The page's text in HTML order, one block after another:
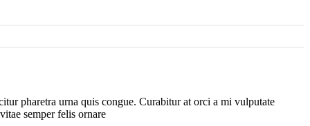
pharetra urna quis congue. Curabitur at orci a mi vulputate
semper felis ornare